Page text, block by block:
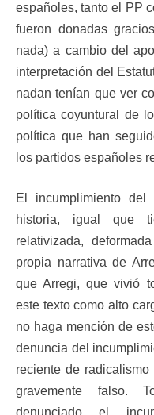
españoles, tanto el PP
fueron donadas
nada) a cambio del
interpretación del
nadan tenían que ver
política coyuntural de
política que han
los partidos españoles
El incumplimiento
historia, igual que
relativizada,
propia narrativa de
que Arregi, que vivió
este texto como alto
no haga mención de
denuncia del
reciente de
gravemente falso.
denunciado el